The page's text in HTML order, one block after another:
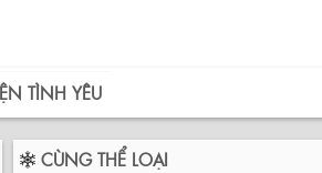
TÌNH YÊU
CÙNG THỂ LOẠI